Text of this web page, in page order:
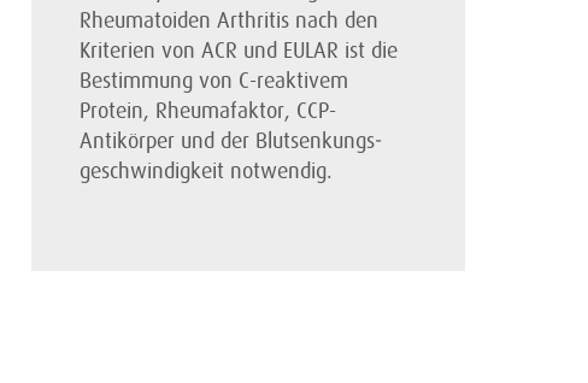
Rheumatoiden Arthritis nach den
Kriterien von ACR und EULAR ist die
Bestimmung von C-reaktivem
Protein, Rheumafaktor, CCP-
Antikörper und der Blutsenkungs­
geschwindigkeit notwendig.